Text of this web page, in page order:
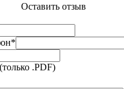
Оставить отзыв
.PDF)